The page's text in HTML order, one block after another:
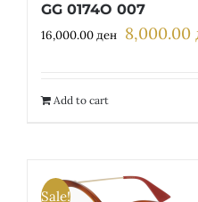
GG 0174O 007
16,000.00ден Original
8,000.00
Add to cart
Sale!